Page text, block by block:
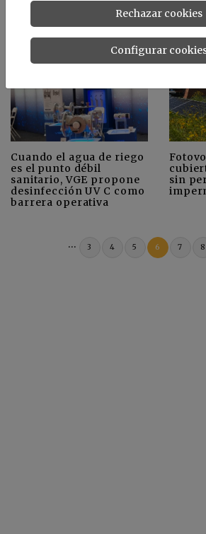
riego sub superficial
de
Cuando el agua de riego
es el punto débil
sanitario, VGE propone
desinfección UV C como
barrera operativa
sin
... 3 4 5 6 7 8
Rechazar cookies
Configurar